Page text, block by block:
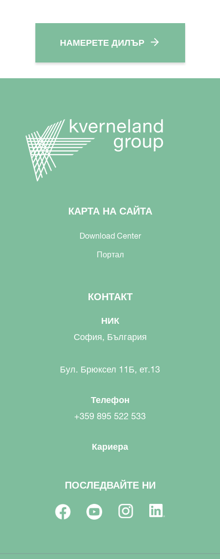
НАМЕРЕТЕ ДИЛЪР
КАРТА НА САЙТА
Download Center
Портал
КОНТАКТ
НИК
София, България
Бул. Брюксел 11Б, ет.13
Телефон
+359 895 522 533
Кариера
ПОСЛЕДВАЙТЕ НИ